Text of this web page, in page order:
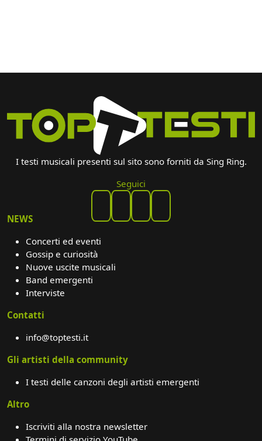
I testi musicali presenti sul sito sono forniti da Sing Ring.
Seguici
NEWS
Concerti ed eventi
Gossip e curiosità
Nuove uscite musicali
Band emergenti
Interviste
Contatti
info@toptesti.it
Gli artisti della community
I testi delle canzoni degli artisti emergenti
Altro
Iscriviti alla nostra newsletter